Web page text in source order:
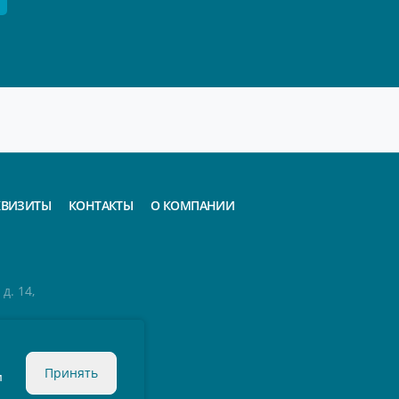
КОНТАКТЫ О КОМПАНИИ
14,
Принять